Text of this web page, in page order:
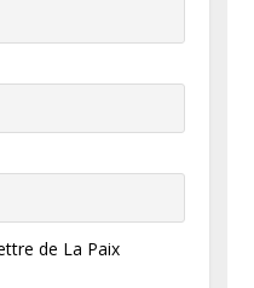
de La Paix